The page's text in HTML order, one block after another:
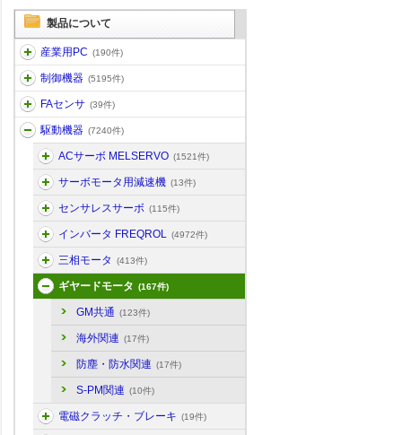
製品について
産業用PC (190件)
制御機器 (5195件)
FAセンサ (39件)
駆動機器 (7240件)
ACサーボ MELSERVO (1521件)
サーボモータ用減速機 (13件)
センサレスサーボ (115件)
インバータ FREQROL (4972件)
三相モータ (413件)
ギヤードモータ (167件)
GM共通 (123件)
海外関連 (17件)
防塵・防水関連 (17件)
S-PM関連 (10件)
電磁クラッチ・ブレーキ (19件)